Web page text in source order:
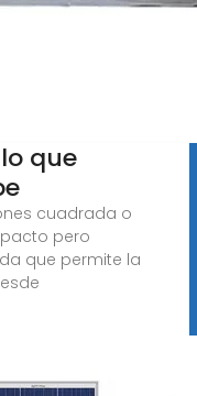
que
cuadrada o
pero
que permite la